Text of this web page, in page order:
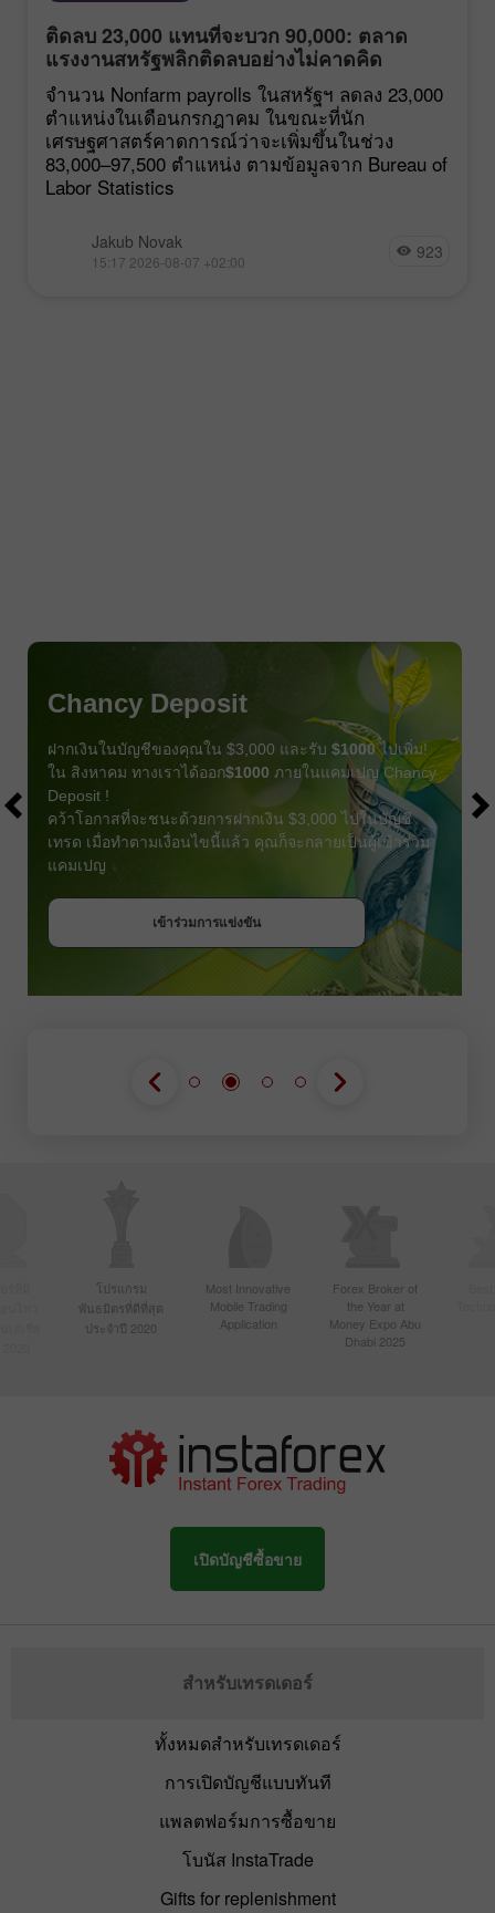
ติดลบ 23,000 แทนที่จะบวก 90,000: ตลาด
แรงงานสหรัฐพลิกติดลบอย่างไม่คาดคิด
จำนวน Nonfarm payrolls ในสหรัฐฯ ลดลง 23,000
ตำแหน่งในเดือนกรกฎาคม ในขณะที่นัก
เศรษฐศาสตร์คาดการณ์ว่าจะเพิ่มขึ้นในช่วง
83,000–97,500 ตำแหน่ง ตามข้อมูลจาก Bureau of
Labor Statistics
Jakub Novak
15:17 2026-08-07 +02:00 923
Chancy Deposit
ฝากเงินในบัญชีของคุณใน $3,000 และรับ $1000ไปเพิ่ม!
ใน สิงหาคม ทางเราได้ออก$1000 ภายในแคมเปญ Chancy
Deposit !
คว้าโอกาสที่จะชนะด้วยการฝากเงิน $3,000 ไปในบัญชี
เทรด เมื่อทำตามเงื่อนไขนี้แล้ว คุณก็จะกลายเป็นผู้เข้าร่วม
แคมเปญ
เข้าร่วมการแข่งขัน
โปรแกรม
พันธมิตรที่ดีที่สุด
ประจำปี 2020
Most Innovative
Mobile Trading
Application
Forex Broker of
the Year at
Money Expo Abu
Dhabi 2025
เปิดบัญชีซื้อขาย
สำหรับเทรดเดอร์
ทั้งหมดสำหรับเทรดเดอร์
การเปิดบัญชีแบบทันที
แพลตฟอร์มการซื้อขาย
โบนัส InstaTrade
Gifts for replenishment